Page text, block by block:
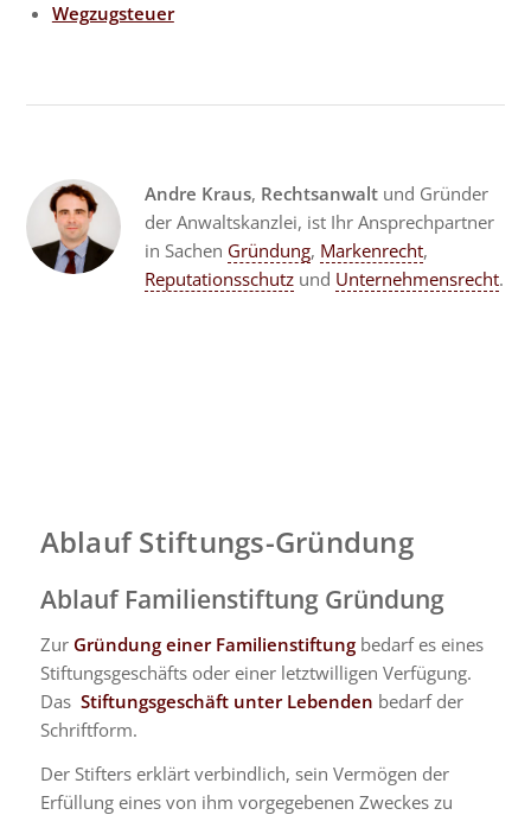
Wegzugsteuer
Andre Kraus, Rechtsanwalt und Gründer
der Anwaltskanzlei, ist Ihr Ansprechpartner
in Sachen Gründung, Markenrecht,
Reputationsschutzund Unternehmensrecht.
Ablauf Stiftungs-Gründung
Ablauf Familienstiftung Gründung
Zur Gründung einer Familienstiftung bedarf es eines
Stiftungsgeschäfts oder einer letztwilligen Verfügung.
Das Stiftungsgeschäft unter Lebenden bedarf der
Schriftform.
Der Stifters erklärt verbindlich, sein Vermögen der
Erfüllung eines von ihm vorgegebenen Zweckes zu